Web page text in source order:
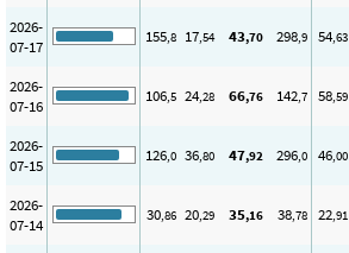
2026-
07-17
155,8 17,54 43,70 298,9 54,63
2026-
07-16
106,5 24,28 66,76 142,7 58,59
2026-
07-15
126,0 36,80 47,92 296,0 46,00
2026-
07-14
30,86 20,29 35,16 38,78 22,91